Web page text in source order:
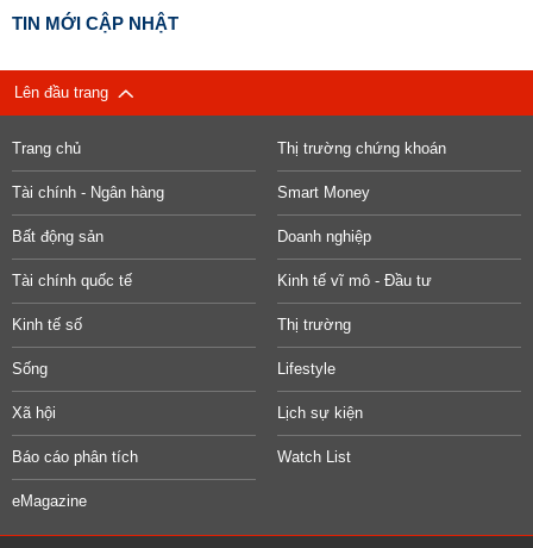
TIN MỚI CẬP NHẬT
Lên đầu trang
Trang chủ Thị trường chứng khoán
Tài chính - Ngân hàng Smart Money
Bất động sản Doanh nghiệp
Tài chính quốc tế Kinh tế vĩ mô - Đầu tư
Kinh tế số Thị trường
Sống Lifestyle
Xã hội Lịch sự kiện
Báo cáo phân tích Watch List
eMagazine